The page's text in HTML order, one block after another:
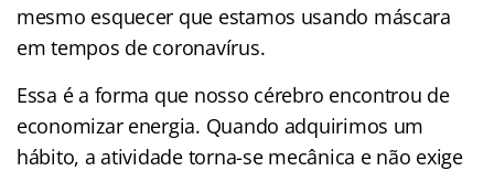
mesmo esquecer que estamos usando máscara
em tempos de coronavírus.
Essa é a forma que nosso cérebro encontrou de
economizar energia. Quando adquirimos um
hábito, a atividade torna-se mecânica e não exige